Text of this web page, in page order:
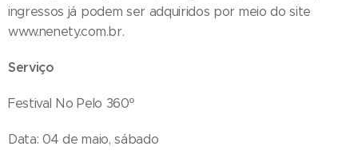
ingressos já podem ser adquiridos por meio do site
www.nenety.com.br.
Serviço
Festival No Pelo 360º
Data: 04 de maio, sábado